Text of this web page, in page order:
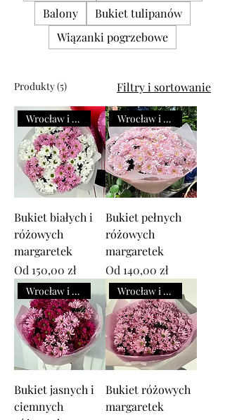
Balony
Bukiet tulipanów
Wiązanki pogrzebowe
Produkty (5) Filtry i sortowanie
Wrocław i okolice
Bukiet białych i
różowych
margaretek
Od 150,00 zł
Cena rabatowa
Wrocław i okolice
Bukiet pełnych
różowych
margaretek
Od 140,00 zł
Cena rabatowa
Wrocław i okolice
Bukiet jasnych i
ciemnych
Wrocław i okolice
Bukiet różowych
margaretek